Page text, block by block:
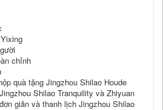
chỉnh
quà tặng Jingzhou Shilao Houde
Shilao Tranquility và Zhiyuan
giản và thanh lịch Jingzhou Shilao